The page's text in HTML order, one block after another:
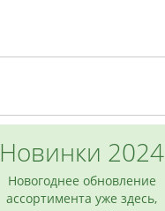
Новинки 2024
Новогоднее обновление
ассортимента уже здесь,